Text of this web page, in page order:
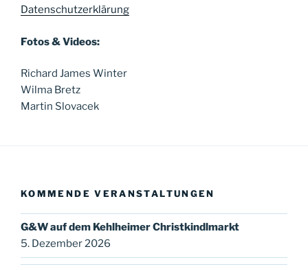
Datenschutzerklärung
Fotos & Videos:
Richard James Winter
Wilma Bretz
Martin Slovacek
KOMMENDE VERANSTALTUNGEN
G&W auf dem Kehlheimer Christkindlmarkt
5. Dezember 2026